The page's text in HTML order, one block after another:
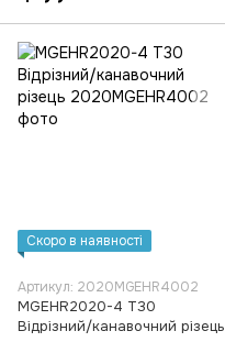
Скоро в наявності
Артикул: 2020MGEHR4002
MGEHR2020-4 T30
Відрізний/канавочний різець